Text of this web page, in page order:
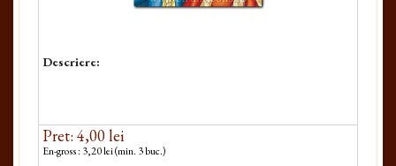
Descriere:
Pret: 4,00 lei
En-gross : 3,20 lei (min. 3 buc.)